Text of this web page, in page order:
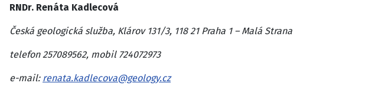
RNDr. Renáta Kadlecová
Česká geologická služba, Klárov 131/3, 118 21 Praha 1 – Malá Strana
telefon 257089562, mobil 724072973
e-mail: renata.kadlecova@geology.cz